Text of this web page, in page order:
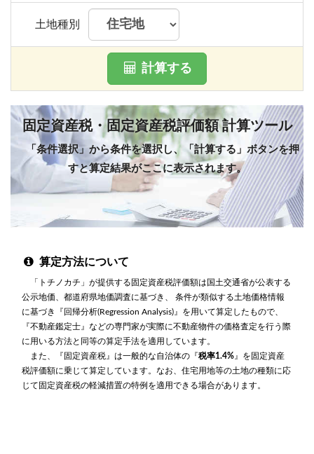
土地種別
計算する
固定資産税・固定資産税評価額 計算ツール
「条件選択」から条件を選択し、「計算する」ボタンを押
すと算定結果がここに表示されます。
算定方法について
「トチノカチ」が提供する固定資産税評価額は国土交通省が公表する
公示地価、都道府県地価調査に基づき、 条件が類似する土地価格情報
に基づき『回帰分析(Regression Analysis)』を用いて算定したもので、
『不動産鑑定士』などの専門家が実際に不動産物件の価格査定を行う際
に用いる方法と同等の算定手法を適用しています。
また、『固定資産税』は一般的な自治体の『税率1.4% 』を固定資産
税評価額に乗じて算定しています。なお、住宅用地等の土地の種類に応
じて固定資産税の軽減措置の特例を適用できる場合があります。